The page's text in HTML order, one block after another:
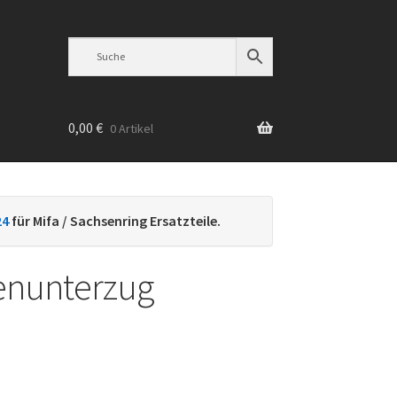
0,00 € 0 Artikel
für Mifa / Sachsenring Ersatzteile.